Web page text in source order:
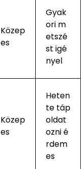
Közep
es
Gyak
ori m
etszé
st igé
nyel
Közep
es
Heten
te táp
oldat
ozni é
rdem
es